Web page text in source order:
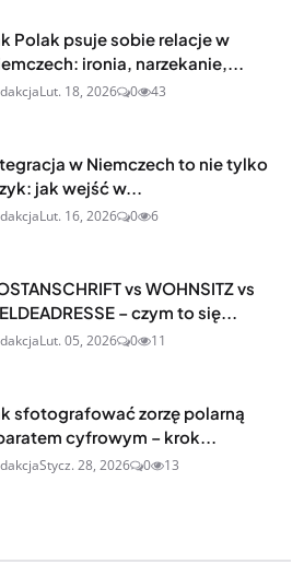
Polak psuje sobie relacje w
ironia, narzekanie,...
Lut. 18, 2026 0 43
w Niemczech to nie tylko
jak wejść w...
Lut. 16, 2026 0 6
vs WOHNSITZ vs
– czym to się...
Lut. 05, 2026 0 11
sfotografować zorzę polarną
cyfrowym – krok...
Stycz. 28, 2026 0 13